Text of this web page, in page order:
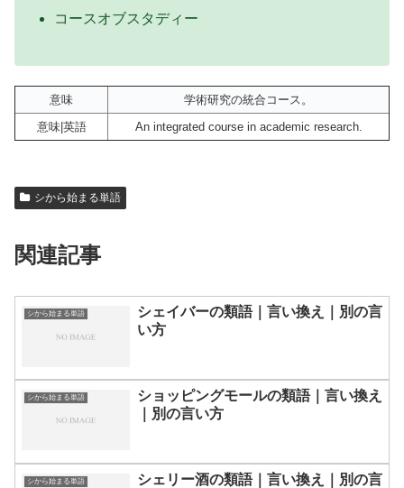
コースオブスタディー
意味
学術研究の統合コース。
意味|英語
An integrated course in academic research.
シから始まる単語
関連記事
シから始まる単語
シェイバーの類語｜言い換え｜別の言
い方
シから始まる単語
ショッピングモールの類語｜言い換え
｜別の言い方
シから始まる単語
シェリー酒の類語｜言い換え｜別の言